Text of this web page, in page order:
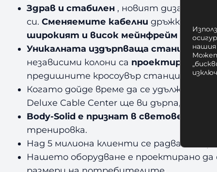
Здрав и стабилен , новият дизайн ви
си.Сменяемите кабелни дръжки
широкият и висок мейнфрейм ви
Уникалната издърпваща станцияна
независими колони са проектирани
предишните кросоувър станции Body-
Когато дойде време да се удължите и
Deluxe Cable Center ще ви дърпа, за да
Body-Solid е признат в световен
тренировка.
Над 5 милиона клиенти се радват на
Нашето оборудване е проектирано да